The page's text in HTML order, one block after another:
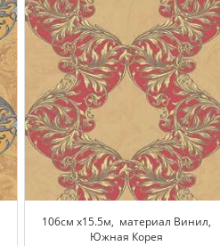
106см x15.5м, материал Винил,
Южная Корея